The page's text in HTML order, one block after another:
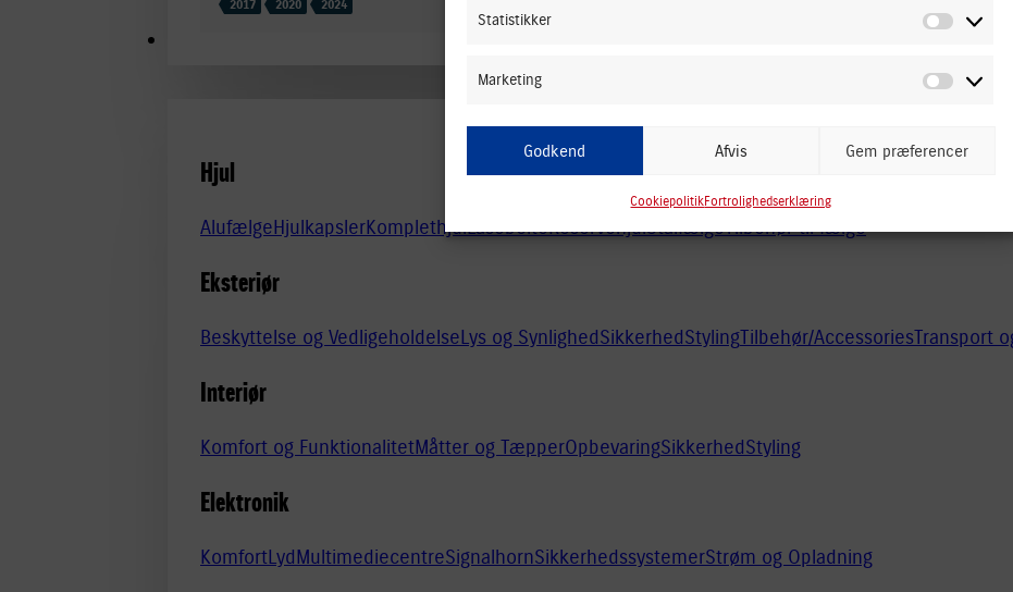
Statistikker
Marketing
Godkend Afvis Gem præferencer
CookiepolitikFortrolighedserklæring
2017 2020 2024
Hjul
AlufælgeHjulkapslerKomplethjulLåsebolteReservehjulStålfælgeTilbehør til fælge
Eksteriør
Beskyttelse og VedligeholdelseLys og SynlighedSikkerhedStylingTilbehør/AccessoriesTransport
Interiør
Komfort og FunktionalitetMåtter og TæpperOpbevaringSikkerhedStyling
Elektronik
KomfortLydMultimediecentreSignalhornSikkerhedssystemerStrøm og Opladning